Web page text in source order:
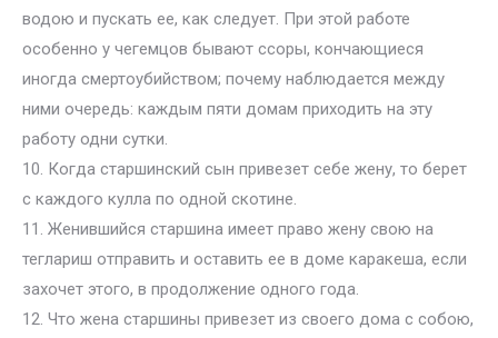
водою и пускать ее, как следует. При этой работе
особенно у чегемцов бывают ссоры, кончающиеся
иногда смертоубийством; почему наблюдается между
ними очередь: каждым пяти домам приходить на эту
работу одни сутки.
10. Когда старшинский сын привезет себе жену, то берет
с каждого кулла по одной скотине.
11. Женившийся старшина имеет право жену свою на
теглариш отправить и оставить ее в доме каракеша, если
захочет этого, в продолжение одного года.
12. Что жена старшины привезет из своего дома с собою,